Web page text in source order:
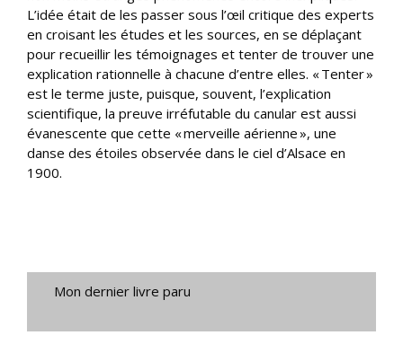
L’idée était de les passer sous l’œil critique des experts
en croisant les études et les sources, en se déplaçant
pour recueillir les témoignages et tenter de trouver une
explication rationnelle à chacune d’entre elles. « Tenter »
est le terme juste, puisque, souvent, l’explication
scientifique, la preuve irréfutable du canular est aussi
évanescente que cette « merveille aérienne », une
danse des étoiles observée dans le ciel d’Alsace en
1900.
Mon dernier livre paru